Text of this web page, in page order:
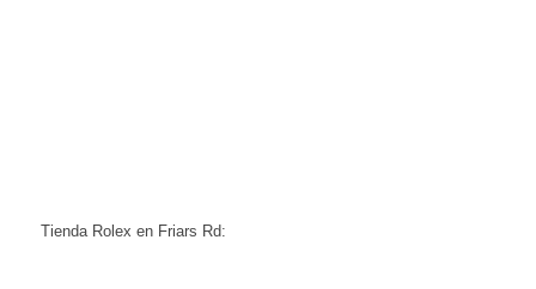
Tienda Rolex en Friars Rd: